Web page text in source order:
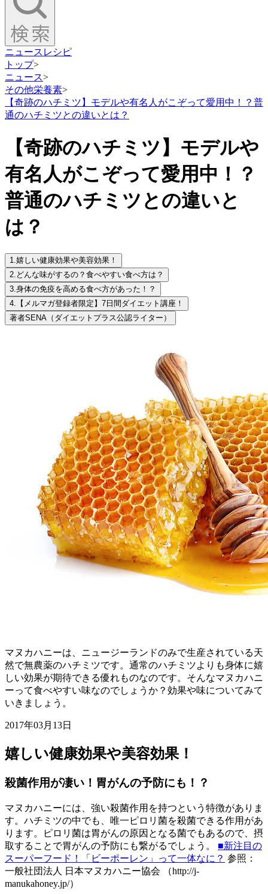
ニュース レシピ
トップ>
ニュース>
その他栄養素>
【奇跡のハチミツ】モデルや有名人がこぞって愛用中！？普
通のハチミツとの違いとは？
【奇跡のハチミツ】モデルや
有名人がこぞって愛用中！？
普通のハチミツとの違いと
は？
1.嬉しい健康効果や美容効果！
2. どんな味がするの？食べやすい食べ方は？
3.身体の免疫を高める食べ方があった！？
4. 【メルマガ登録者限定】7日間ダイエット講座！
著者SENA（ダイエットプラス公認ライター）
マヌカハニーは、ニュージーランドのみで生産されている天
然で無農薬のハチミツです。通常のハチミツよりも身体に嬉
しい効果が期待できる優れものなのです。そんなマヌカハニ
ーって食べやすい味なのでしょうか？効果や味についてみて
いきましょう。
2017年03月13日
嬉しい健康効果や美容効果！
殺菌作用が凄い！胃がんの予防にも！？
マヌカハニーには、強い殺菌作用を持つという特徴がありま
す。ハチミツの中でも、唯一ピロリ菌を殺菌できる作用があ
ります。ピロリ菌は胃がんの原因となる菌でもあるので、摂
取することで胃がんの予防にも繋がるでしょう。 ■新注目の
スーパーフード！「ビーポーレン」って一体なに？ 参照：
一般社団法人 日本マヌカハニー協会 （http://j-
manukahoney.jp/）